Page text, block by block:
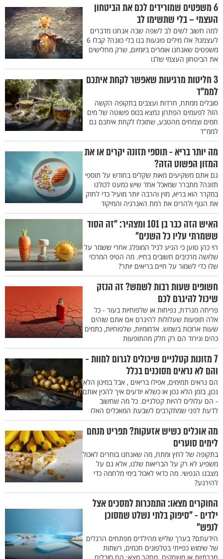
6 משפטים שמורידים לכם את הביטחון
העצמי – בלי שתשימו לב
למה חשוב לשים לב לשפה שבה אנחנו מדברים
לעצמנו? אלו מילים פוגעות בנו בלי כוונה? קבלו 6
משפטים שאנחנו אומרים ביומיום, שרק מחלישים
את הביטחון העצמי שלנו
3 חליטות מרגיעות שאפשר לקחת איתכם
לממ"ד
סובלים ממתח, חרדות ועצבים בתקופה הקשה
הזו? לפעמים הפתרון נמצא בכוס פשוטה של מים
חמים וצמחים מהטבע, שתוכלו לקחת איתכם גם
לממ"ד
מה יותר בריא - תוספי תזונה יקרים או את
המזון הפשוט הזה?
גם אתם משקיעים מאות שקלים בחודש על תוספי
תזונה? מתברר שמאכל אחד שיש כמעט לכולנו
במקרר הוא בריא, מזין והרבה יותר מועיל כדי לחזק
את הגוף ולהרים את רמת האנרגיה והמיקוד
האיש הזה כבר בן 101 ומצהיר: "זה הסוד
ששמרתי עליו כל השנים"
רוי כהן טוען כי הגיע לגיל המופלג אחרי ששמר על
שלושה מרכיבים חשובים בחייו. מה הטיפ המרכזי
שלו כדי לשמור על חיים בריאים יותר?
חשופים שעות רבות לשמש? זה הנזק
שיכול להיגרם לכם
פריחה מגרדת, נפיחות או שלפוחיות בעור - כל
אלה תופעות שעלולות להיגרם אם אתם שוהים
שעות ארוכות בשמש. אדמומיות, שלפוחיות, כתמים
כהים וגירוד הם רק חלק מהתופעות
7 מזונות קטלניים שיכולים לגרום למוות -
והם לא נראים מסוכנים בכלל
הם נראים תמימים, אפילו בריאים , אבל במינון הלא
נכון, בזמן הלא נכון או כשלא יודעים איך להכין אותם
- הם עלולים להיות קטלניים. כל מה שחשוב
לדעת לפני שמתקרבים לשבעת המאכלים האלו
מה אוכלים כשיש אזעקות? תפריט מנחם
לימים סוערים
בתקופה של לחץ ומתח, מה שאנחנו בוחרים לאכול
משפיע לא רק על הבריאות שלנו, אלא גם על
מצבנו הנפשי. מה כדאי לאכול בימי מלחמה כדי
להירגע?
החוקרים מצאו: התמכרות למסכים אצל
ילדים - "סיפוק בלתי נשלט שמסוכן
לנפש"
הידעתם? בערך שליש מהילדים מפתחים הרגלים
של שימוש כפייתי בטלפונים חכמים, רשתות